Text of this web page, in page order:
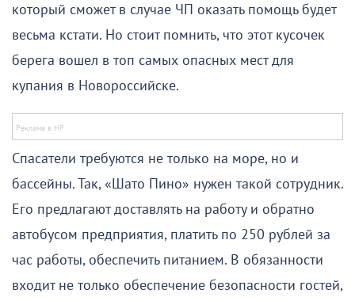
который сможет в случае ЧП оказать помощь будет
весьма кстати. Но стоит помнить, что этот кусочек
берега вошел в топ самых опасных мест для
купания в Новороссийске.
Спасатели требуются не только на море, но и
бассейны. Так, «Шато Пино» нужен такой сотрудник.
Его предлагают доставлять на работу и обратно
автобусом предприятия, платить по 250 рублей за
час работы, обеспечить питанием. В обязанности
входит не только обеспечение безопасности гостей,